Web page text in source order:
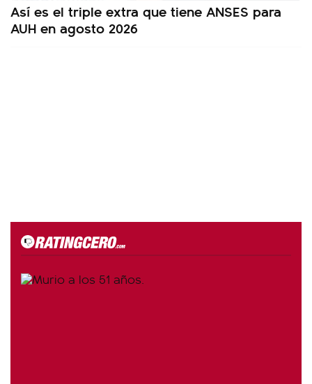
Así es el triple extra que tiene ANSES para
AUH en agosto 2026